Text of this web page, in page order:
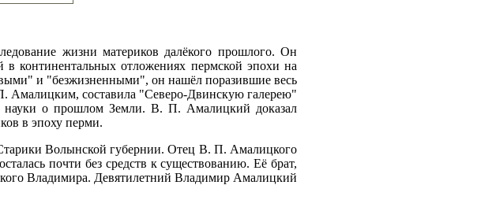
жизни материков далёкого прошлого. Он
континентальных отложениях пермской эпохи на
и "безжизненными", он нашёл поразившие весь
Амалицким, составила "Северо-Двинскую галерею"
науки о прошлом Земли. В. П. Амалицкий доказал
в эпоху перми.
Волынской губернии. Отец В. П. Амалицкого
почти без средств к существованию. Её брат,
Владимира. Девятилетний Владимир Амалицкий